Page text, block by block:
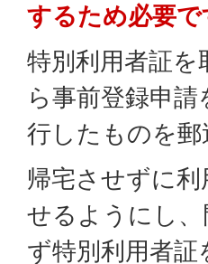
するため必要で
特別利用者証
ら事前登録申
行したものを郵
帰宅させずに
せるようにし
ず特別利用者